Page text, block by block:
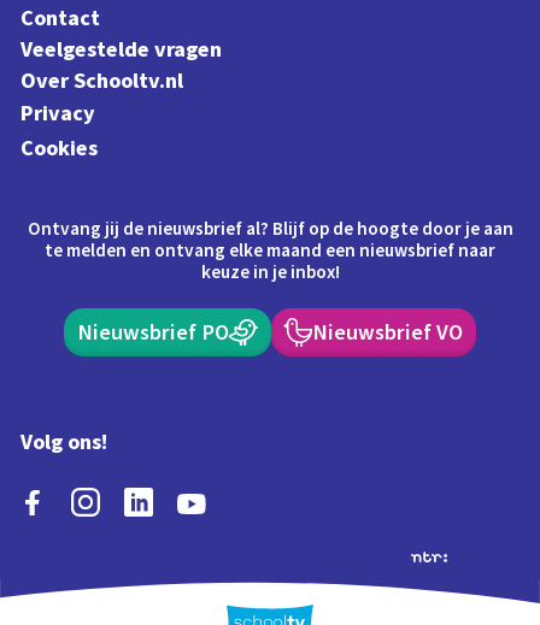
Contact
Veelgestelde vragen
Over Schooltv.nl
Privacy
Cookies
Ontvang jij de nieuwsbrief al? Blijf op de hoogte door je aan
te melden en ontvang elke maand een nieuwsbrief naar
keuze in je inbox!
Nieuwsbrief PO Nieuwsbrief VO
Volg ons!